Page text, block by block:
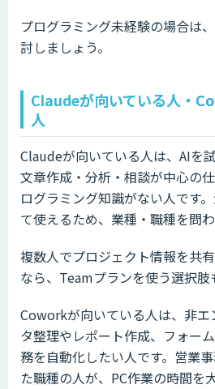
プログラミング未経験の場合は
討しましょう。
Claudeが向いている人・
人
Claudeが向いている人は、AIを
文章作成・分析・相談が中心の
ログラミング知識がない人です
て使えるため、業種・職種を問わ
複数人でプロジェクト情報を共
なら、Teamプランを使う選択肢
Coworkが向いている人は、非エ
タ整理やレポート作成、フォー
務を自動化したい人です。営業
た職種の人が、PC作業の時間を